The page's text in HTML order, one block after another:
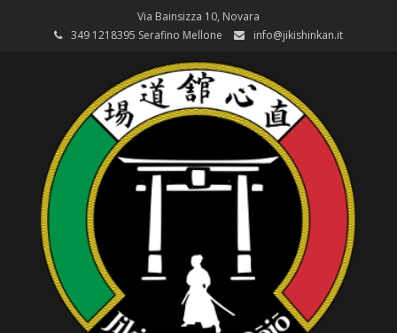
Via Bainsizza 10, Novara
349 1218395 Serafino Mellone
info@jikishinkan.it